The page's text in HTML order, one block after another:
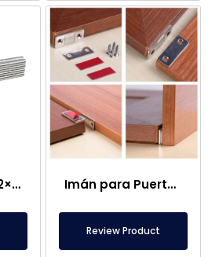
Imán Sensor – 2×2 mm Imán para Puerta de Caravana
Review Product